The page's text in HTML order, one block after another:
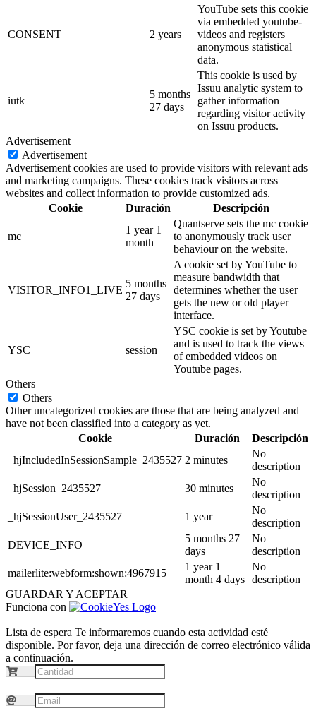
CONSENT 2 years
YouTube sets this cookie
via embedded youtube-
videos and registers
anonymous statistical
data.
iutk
5 months
27 days
This cookie is used by
Issuu analytic system to
gather information
regarding visitor activity
on Issuu products.
Advertisement
Advertisement
Advertisement cookies are used to provide visitors with relevant ads
and marketing campaigns. These cookies track visitors across
websites and collect information to provide customized ads.
Cookie
Duración Descripción
mc
1 year 1
month
Quantserve sets the mc cookie
to anonymously track user
behaviour on the website.
VISITOR_INFO1_LIVE
5 months
27 days
A cookie set by YouTube to
measure bandwidth that
determines whether the user
gets the new or old player
interface.
YSC session
YSC cookie is set by Youtube
and is used to track the views
of embedded videos on
Youtube pages.
Others
Others
Other uncategorized cookies are those that are being analyzed and
have not been classified into a category as yet.
Cookie
Duración
Descripción
_hjIncludedInSessionSample_2435527 2 minutes
No
description
_hjSession_2435527
30 minutes
No
description
_hjSessionUser_2435527
1 year
No
description
DEVICE_INFO
5 months 27
days
No
description
mailerlite:webform:shown:4967915
1 year 1
month 4 days
No
description
GUARDAR Y ACEPTAR
Funciona con
Lista de espera Te informaremos cuando esta actividad esté
disponible. Por favor, deja una dirección de correo electrónico válida
a continuación.